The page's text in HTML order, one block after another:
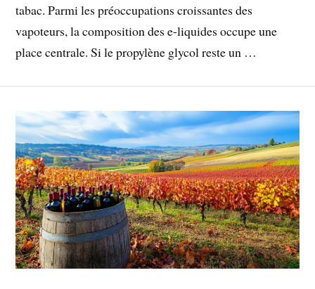
tabac. Parmi les préoccupations croissantes des
vapoteurs, la composition des e-liquides occupe une
place centrale. Si le propylène glycol reste un …